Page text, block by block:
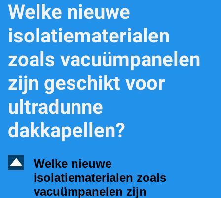
Welke nieuwe
isolatiematerialen
zoals vacuümpanelen
zijn geschikt voor
ultradunne
dakkapellen?
D
Welke nieuwe
isolatiematerialen zoals
vacuümpanelen zijn